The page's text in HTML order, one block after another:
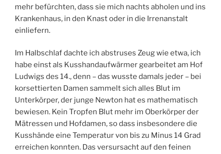
mehr befürchten, dass sie mich nachts abholen und ins
Krankenhaus, in den Knast oder in die Irrenanstalt
einliefern.
Im Halbschlaf dachte ich abstruses Zeug wie etwa, ich
habe einst als Kusshandaufwärmer gearbeitet am Hof
Ludwigs des 14., denn – das wusste damals jeder – bei
korsettierten Damen sammelt sich alles Blut im
Unterkörper, der junge Newton hat es mathematisch
bewiesen. Kein Tropfen Blut mehr im Oberkörper der
Mätressen und Hofdamen, so dass insbesondere die
Kusshände eine Temperatur von bis zu Minus 14 Grad
erreichen konnten. Das versursacht auf den feinen